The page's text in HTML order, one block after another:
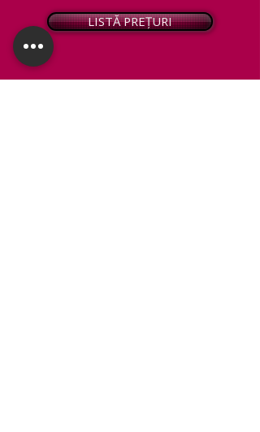
LISTĂ PREȚURI
© 2026 - Snap PhotoBooth